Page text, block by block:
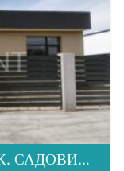
ПРОДАЄТЬСЯ БУДИНОК, МІК. САДОВИЙ, ВУЛ. РІВНА